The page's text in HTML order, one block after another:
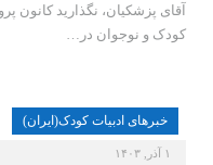
آقای پزشکیان، نگذارید کانون
کودک و نوجوان در…
خبرهای ادبیات کودک(ایران)
۱ آذر, ۱۴۰۳